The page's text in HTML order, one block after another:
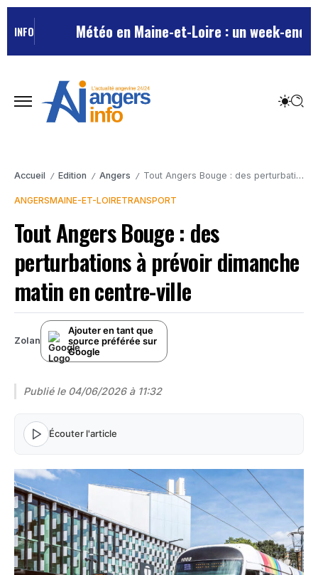
INFO Météo en Maine-et-Loire : un week-end
Accueil / Edition / Angers / Tout Angers Bouge : des perturbations à prévoir dimanche matin en centre-ville
ANGERSMAINE-ET-LOIRETRANSPORT
Tout Angers Bouge : des
perturbations à prévoir dimanche
matin en centre-ville
Zolan
Ajouter en tant que
source préférée sur
Google
Publié le 04/06/2026 à 11:32
Écouter l'article